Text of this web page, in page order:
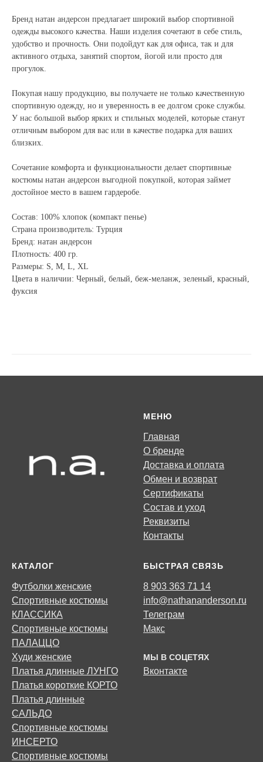
Бренд натан андерсон предлагает широкий выбор спортивной
одежды высокого качества. Наши изделия сочетают в себе стиль,
удобство и прочность. Они подойдут как для офиса, так и для
активного отдыха, занятий спортом, йогой или просто для
прогулок.
Покупая нашу продукцию, вы получаете не только качественную
спортивную одежду, но и уверенность в ее долгом сроке службы.
У нас большой выбор ярких и стильных моделей, которые станут
отличным выбором для вас или в качестве подарка для ваших
близких.
Сочетание комфорта и функциональности делает спортивные
костюмы натан андерсон выгодной покупкой, которая займет
достойное место в вашем гардеробе.
Состав: 100% хлопок (компакт пенье)
Страна производитель: Турция
Бренд: натан андерсон
Плотность: 400 гр.
Размеры: S, M, L, XL
Цвета в наличии: Черный, белый, беж-меланж, зеленый, красный,
фуксия
МЕНЮ
Главная
О бренде
Доставка и оплата
Обмен и возврат
Сертификаты
Состав и уход
Реквизиты
Контакты
КАТАЛОГ
Футболки женские
Спортивные костюмы
КЛАССИКА
Спортивные костюмы
ПАЛАЦЦО
Худи женские
Платья длинные ЛУНГО
Платья короткие КОРТО
Платья длинные
САЛЬДО
Спортивные костюмы
ИНСЕРТО
Спортивные костюмы
БЫСТРАЯ СВЯЗЬ
8 903 363 71 14
info@nathananderson.ru
Телеграм
Макс
МЫ В СОЦЕТЯХ
Вконтакте